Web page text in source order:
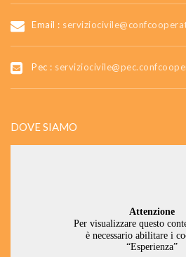
Email :
Pec :
DOVE SIAMO